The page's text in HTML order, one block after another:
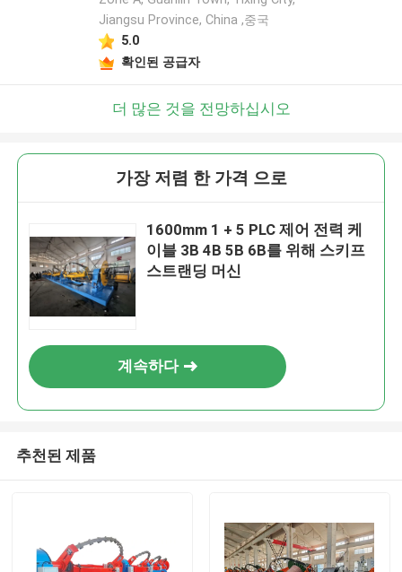
Jiangsu Province, China ,중국
5.0
확인된 공급자
더 많은 것을 전망하십시오
가장 저렴 한 가격 으로
1600mm 1 + 5 PLC 제어 전력 케
이블 3B 4B 5B 6B를 위해 스키프
스트랜딩 머신
계속하다
추천된 제품